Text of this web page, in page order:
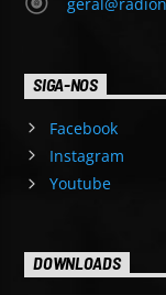
SIGA-NOS
Facebook
Instagram
Youtube
DOWNLOADS